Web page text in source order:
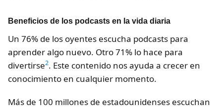
Beneficios de los podcasts en la vida diaria
Un 76% de los oyentes escucha podcasts para
aprender algo nuevo. Otro 71% lo hace para
divertirse2. Este contenido nos ayuda a crecer en
conocimiento en cualquier momento.
Más de 100 millones de estadounidenses escuchan